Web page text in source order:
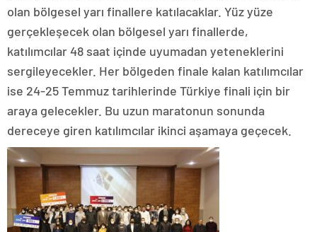
olan bölgesel yarı finallere katılacaklar. Yüz yüze
gerçekleşecek olan bölgesel yarı finallerde,
katılımcılar 48 saat içinde uyumadan yeteneklerini
sergileyecekler. Her bölgeden finale kalan katılımcılar
ise 24-25 Temmuz tarihlerinde Türkiye finali için bir
araya gelecekler. Bu uzun maratonun sonunda
dereceye giren katılımcılar ikinci aşamaya geçecek.